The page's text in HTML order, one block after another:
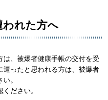
われた方へ
、被爆者健康手帳の交付を受
遭ったと思われる方は、被爆者
。
ださい。